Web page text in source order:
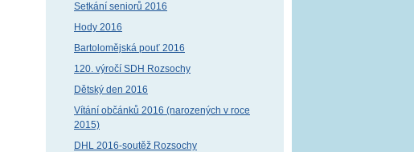
Setkání seniorů 2016
Hody 2016
Bartolomějská pouť 2016
120. výročí SDH Rozsochy
Dětský den 2016
Vítání občánků 2016 (narozených v roce
2015)
DHL 2016-soutěž Rozsochy